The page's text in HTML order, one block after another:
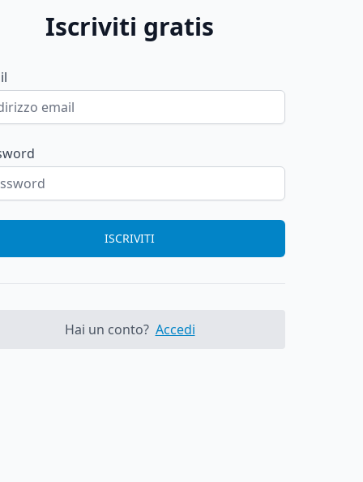
Iscriviti gratis
ISCRIVITI
Hai un conto? Accedi